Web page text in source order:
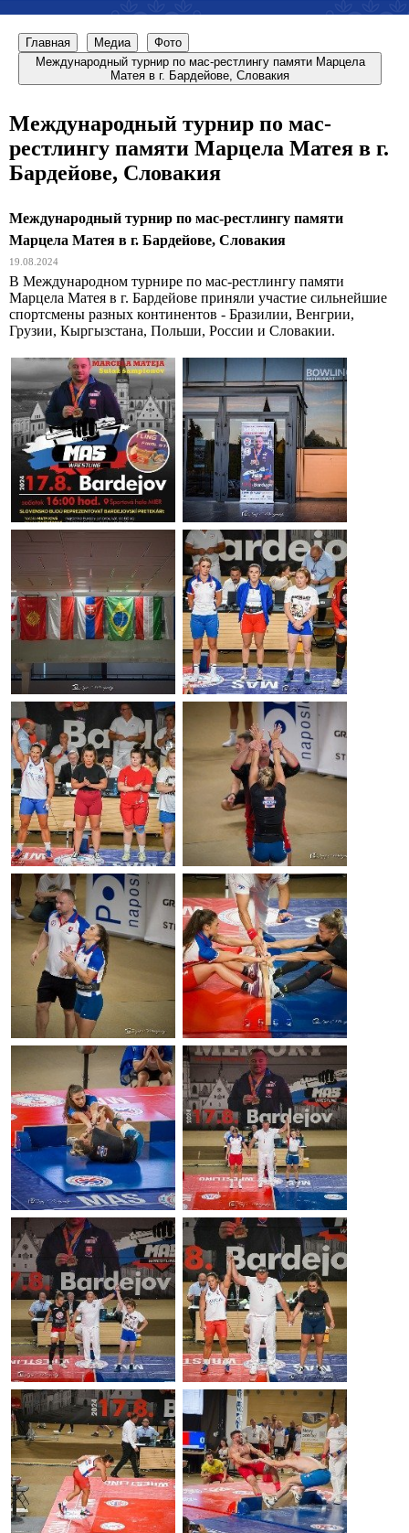
Главная Медиа
Фото
Международный турнир по мас-рестлингу памяти Марцела
Матея в г. Бардейове, Словакия
Международный турнир по мас-
рестлингу памяти Марцела Матея в г.
Бардейове, Словакия
Международный турнир по мас-рестлингу памяти
Марцела Матея в г. Бардейове, Словакия
19.08.2024
В Международном турнире по мас-рестлингу памяти
Марцела Матея в г. Бардейове приняли участие сильнейшие
спортсмены разных континентов - Бразилии, Венгрии,
Грузии, Кыргызстана, Польши, России и Словакии.